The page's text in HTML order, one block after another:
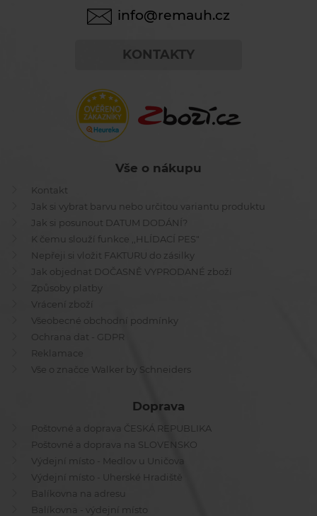
info@remauh.cz
KONTAKTY
Vše o nákupu
Kontakt
Jak si vybrat barvu nebo určitou variantu produktu
Jak si posunout DATUM DODÁNÍ?
K čemu slouží funkce ,,HLÍDACÍ PES"
Nepřeji si vložit FAKTURU do zásilky
Jak objednat DOČASNĚ VYPRODANÉ zboží
Způsoby platby
Vrácení zboží
Všeobecné obchodní podmínky
Ochrana dat - GDPR
Reklamace
Vše o značce Walker by Schneiders
Doprava
Poštovné a doprava ČESKÁ REPUBLIKA
Poštovné a doprava na SLOVENSKO
Výdejní místo - Medlov u Uničova
Výdejní místo - Uherské Hradiště
Balíkovna na adresu
Balíkovna - výdejní místo